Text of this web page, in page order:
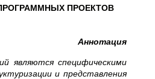
ПРОЕКТОВ
Аннотация
являются специфическими
и представления